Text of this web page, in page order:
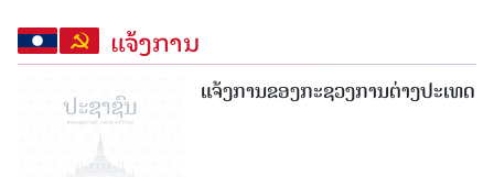
ແຈ້ງການ
ແຈ້ງການຂອງກະຊວງການຕ່າງປະເທດ